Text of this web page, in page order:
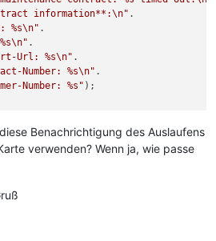
information**:\n" .
%s\n" .
\n" .
Url: %s\n" .
Number: %s\n" .
Number: %s" );
Benachrichtigung des Auslaufens
verwenden? Wenn ja, wie passe